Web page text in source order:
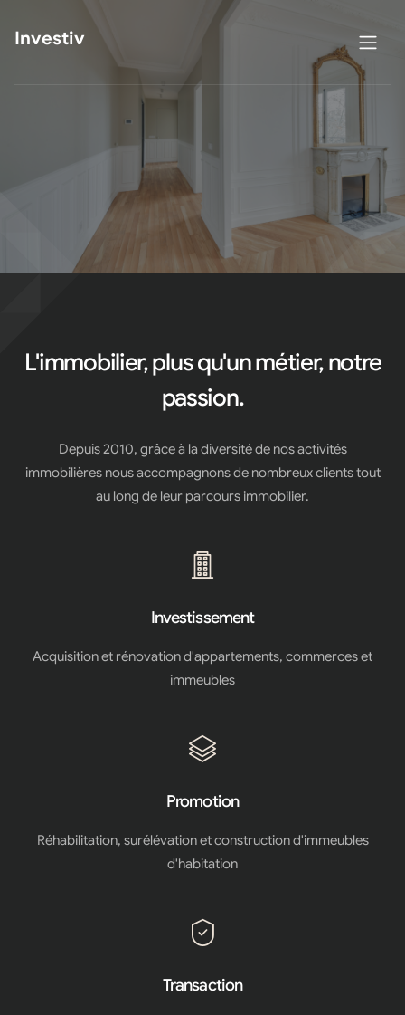
Investiv
L'immobilier, plus qu'un métier, notre
passion.
Depuis 2010, grâce à la diversité de nos activités
immobilières nous accompagnons de nombreux clients tout
au long de leur parcours immobilier.
Investissement
Acquisition et rénovation d'appartements, commerces et
immeubles
Promotion
Réhabilitation, surélévation et construction d'immeubles
d'habitation
Transaction